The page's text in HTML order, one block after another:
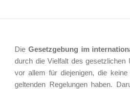
Die Gesetzgebung im
durch die Vielfalt des gesetzlichen
vor allem für diejenigen, die
geltenden Regelungen haben.